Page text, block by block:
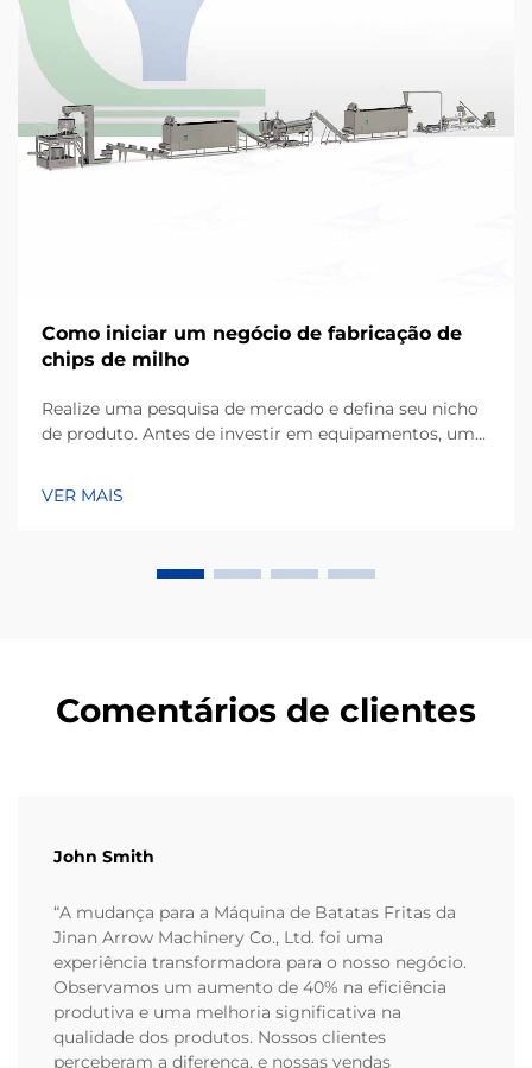
Como iniciar um negócio de fabricação de
chips de milho
Realize uma pesquisa de mercado e defina seu nicho
de produto. Antes de investir em equipamentos, um
consumidores locais. Os chips de milho, produzidos
VER MAIS
Comentários de clientes
John Smith
“A mudança para a Máquina de Batatas Fritas da
Jinan Arrow Machinery Co., Ltd. foi uma
experiência transformadora para o nosso negócio.
Observamos um aumento de 40% na eficiência
produtiva e uma melhoria significativa na
qualidade dos produtos. Nossos clientes
perceberam a diferença, e nossas vendas